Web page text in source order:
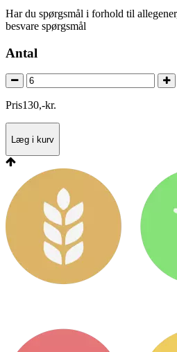
Har du spørgsmål i forhold til
besvare spørgsmål
Antal
Pris130,-kr.
Læg i kurv